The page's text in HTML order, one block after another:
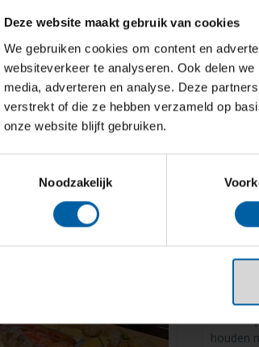
Deze website maakt gebruik van cookies
We gebruiken cookies om content en
websiteverkeer te analyseren. Ook delen
media, adverteren en analyse. Deze
verstrekt of die ze hebben verzameld op
onze website blijft gebruiken.
Noodzakelijk
2
BUas-
houden